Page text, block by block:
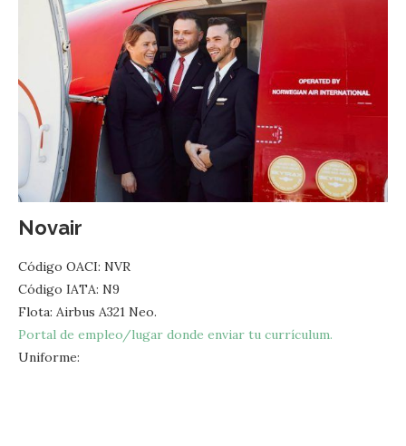
Novair
Código OACI: NVR
Código IATA: N9
Flota: Airbus A321 Neo.
Portal de empleo/lugar donde enviar tu currículum.
Uniforme: